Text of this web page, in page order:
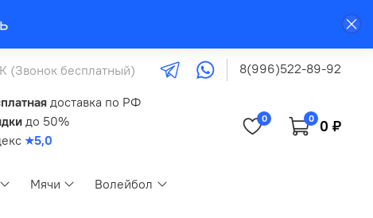
(Звонок бесплатный) 8(996)522-89-92
доставка по РФ
до 50%
★5,0
0 0 0 ₽
Мячи
Волейбол